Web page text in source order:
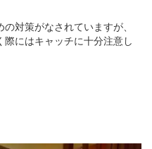
対策がなされていますが、
にはキャッチに十分注意し